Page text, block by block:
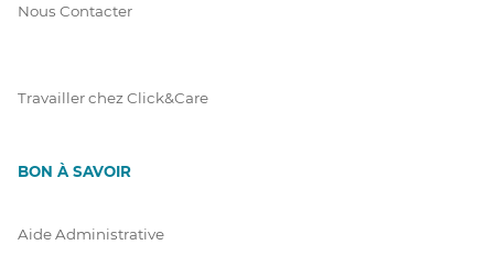
Nous Contacter
Travailler chez Click&Care
BON À SAVOIR
Aide Administrative